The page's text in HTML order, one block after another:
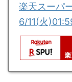
楽天スーパ
6/11(火